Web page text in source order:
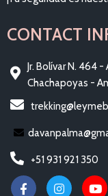
CONTACT
Jr. Bolívar N.
Chachapoyas -
+51 931 921 350